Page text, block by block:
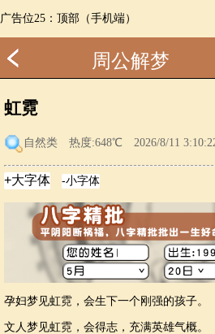
广告位25：顶部（手机端）
周公解梦
虹霓
自然类 热度:648℃ 2026/8/11
孕妇梦见虹霓，会生下一个刚强的孩子。
文人梦见虹霓，会得志，充满英雄气概。